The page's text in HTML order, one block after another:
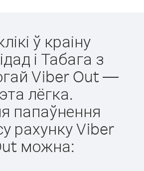
ў краіну
і Табага з
Viber Out —
лёгка.
папаўнення
рахунку Viber
можна: